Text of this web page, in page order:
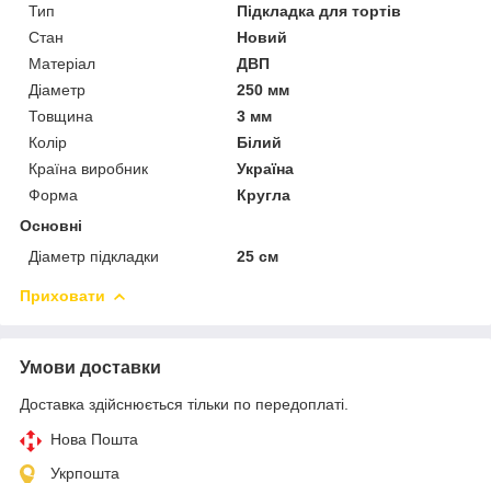
Тип
Підкладка для тортів
Стан
Новий
Матеріал
ДВП
Діаметр
250 мм
Товщина
3 мм
Колір
Білий
Країна виробник
Україна
Форма
Кругла
Основні
Діаметр підкладки
25 см
Приховати
Умови доставки
Доставка здійснюється тільки по передоплаті.
Нова Пошта
Укрпошта